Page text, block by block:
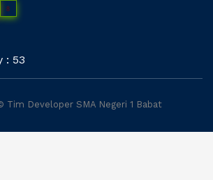
8
: 53
Tim Developer SMA Negeri 1 Babat